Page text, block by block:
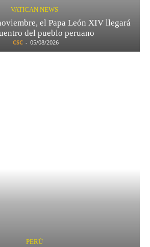
VATICAN NEWS
el Papa León XIV llegará
del pueblo peruano
CSC - 05/08/2026
PERÚ